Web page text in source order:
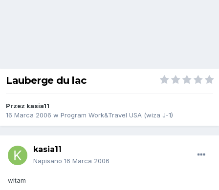
Lauberge du lac
Przez kasia11
16 Marca 2006 w Program Work&Travel USA (wiza J-1)
kasia11
Napisano 16 Marca 2006
witam